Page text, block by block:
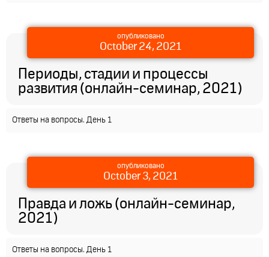
опубликовано
October 24, 2021
Периоды, стадии и процессы
развития (онлайн-семинар, 2021)
Ответы на вопросы. День 1
опубликовано
October 3, 2021
Правда и ложь (онлайн-семинар,
2021)
Ответы на вопросы. День 1